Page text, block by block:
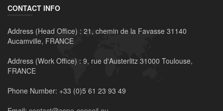
CONTACT INFO
Address (Head Office) : 21, chemin de la Favasse 31140
Aucamville, FRANCE
Address (Work Office) : 9, rue d'Austerlitz 31000 Toulouse,
FRANCE
Phone Number: +33 (0)5 61 23 93 49